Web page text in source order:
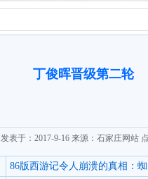
丁俊晖晋级第二轮
发表于：2017-9-16 来源：石家庄网站
86版西游记令人崩溃的真相：蜘